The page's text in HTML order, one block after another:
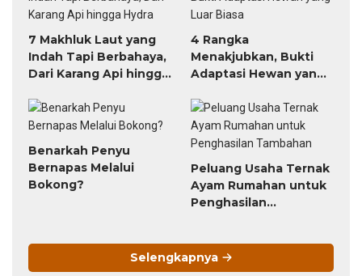
7 Makhluk Laut yang
Indah Tapi Berbahaya,
Dari Karang Api hingga
4 Rangka
Menakjubkan, Bukti
Adaptasi Hewan yang
Benarkah Penyu
Bernapas Melalui
Bokong?
Peluang Usaha Ternak
Ayam Rumahan untuk
Penghasilan
Selengkapnya